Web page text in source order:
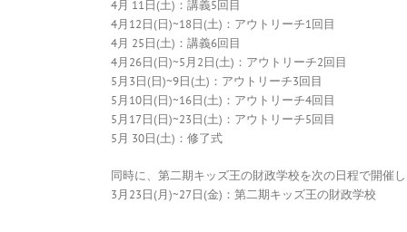
4月 11日(土)：講義5回目
4月12日(日)~18日(土)：アウトリーチ1回目
4月 25日(土)：講義6回目
4月26日(日)~5月2日(土)：アウトリーチ2回目
5月3日(日)~9日(土)：アウトリーチ3回目
5月10日(日)~16日(土)：アウトリーチ4回目
5月17日(日)~23日(土)：アウトリーチ5回目
5月 30日(土)：修了式
同時に、第二期キッズ王の財政学校を次の日程で開催
3月23日(月)~27日(金)：第二期キッズ王の財政学校